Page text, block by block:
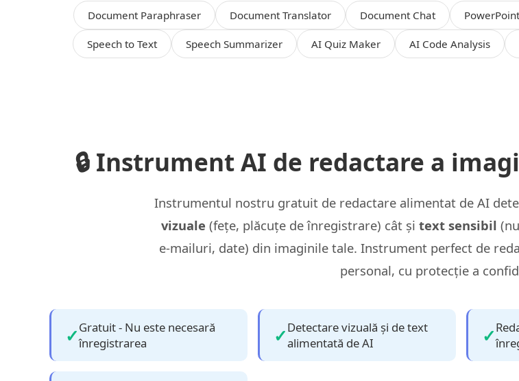
Document Paraphraser Document Translator Document Chat
Speech to Text Speech Summarizer AI Quiz Maker AI Code Analysis
🔒 Instrument AI de redactare a
Instrumentul nostru gratuit de redactare alimentat de AI
vizuale (fețe, plăcuțe de înregistrare) cât și text sensibil
e‑mailuri, date) din imaginile tale. Instrument perfect de
personal, cu protecție a
Gratuit - Nu este necesară
înregistrarea
Detectare vizuală și de text
alimentată de AI